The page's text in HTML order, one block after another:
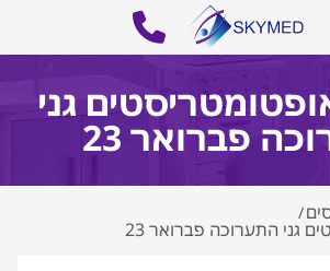
גני
פברואר 23
/
גני התערוכה פברואר 23